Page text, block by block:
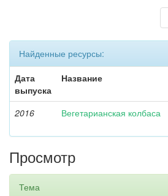
Найденные ресурсы:
Дата
выпуска
Название
2016 Вегетарианская колбаса
Просмотр
Тема